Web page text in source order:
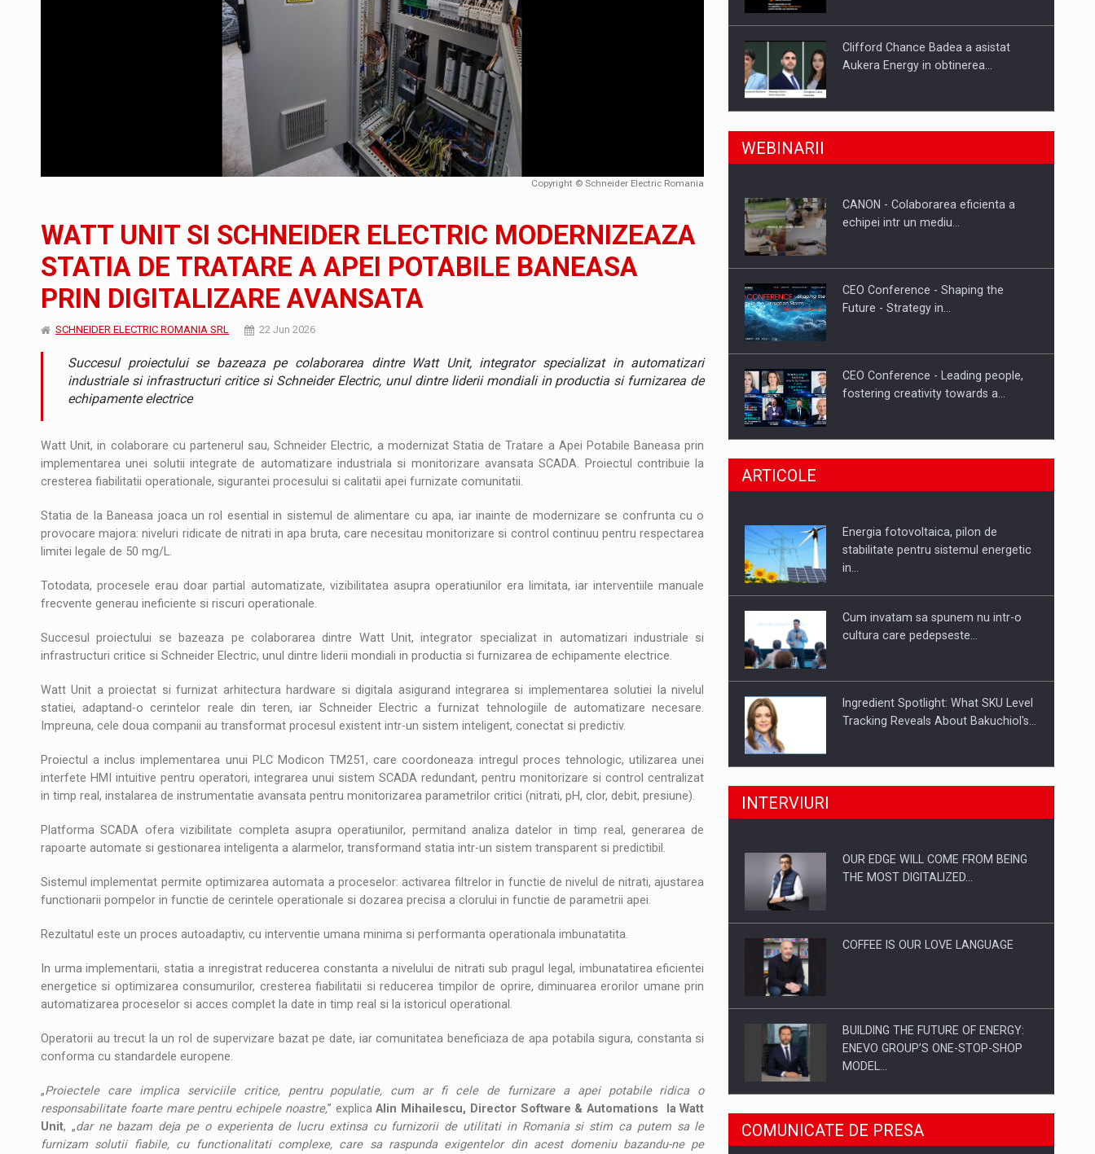
OUR EDGE WILL COME FROM BEING THE MOST DIGITALIZED WHOLESALER IN ROMANIA
COFFEE IS OUR LOVE LANGUAGE
Hard Enduro Piatra Craiului 2026, fueled by benzinariile RO concept OSCAR – peste 500 de participanti
Fondul de investitii BoldMind si echipa de management a Pall-Ex, liderul pietei de transport paletizat din Romania, preiau compania intr-o tranzactie de peste 25…
STIRI RANGE ROVER DEZVALUIE AL CINCILEA MEMBRU AL FAMILIEI: RANGE ROVER GT
STIRI JAECOO 5 SHS-H a ajuns in Romania
ARTICOLE Proteinmaxxing and the Future of Protein Demand
Copyright © Schneider Electric Romania
WATT UNIT SI SCHNEIDER ELECTRIC MODERNIZEAZA
STATIA DE TRATARE A APEI POTABILE BANEASA
PRIN DIGITALIZARE AVANSATA
SCHNEIDER ELECTRIC ROMANIA SRL 22 Jun 2026
Succesul proiectului se bazeaza pe colaborarea dintre Watt Unit, integrator specializat in automatizari
industriale si infrastructuri critice si Schneider Electric, unul dintre liderii mondiali in productia si furnizarea de
echipamente electrice
Watt Unit, in colaborare cu partenerul sau, Schneider Electric, a modernizat Statia de Tratare a Apei Potabile Baneasa prin
implementarea unei solutii integrate de automatizare industriala si monitorizare avansata SCADA. Proiectul contribuie la
cresterea fiabilitatii operationale, sigurantei procesului si calitatii apei furnizate comunitatii.
Statia de la Baneasa joaca un rol esential in sistemul de alimentare cu apa, iar inainte de modernizare se confrunta cu o
provocare majora: niveluri ridicate de nitrati in apa bruta, care necesitau monitorizare si control continuu pentru respectarea
limitei legale de 50 mg/L.
Totodata, procesele erau doar partial automatizate, vizibilitatea asupra operatiunilor era limitata, iar interventiile manuale
frecvente generau ineficiente si riscuri operationale.
Succesul proiectului se bazeaza pe colaborarea dintre Watt Unit, integrator specializat in automatizari industriale si
infrastructuri critice si Schneider Electric, unul dintre liderii mondiali in productia si furnizarea de echipamente electrice.
Watt Unit a proiectat si furnizat arhitectura hardware si digitala asigurand integrarea si implementarea solutiei la nivelul
statiei, adaptand-o cerintelor reale din teren, iar Schneider Electric a furnizat tehnologiile de automatizare necesare.
Impreuna, cele doua companii au transformat procesul existent intr-un sistem inteligent, conectat si predictiv.
Proiectul a inclus implementarea unui PLC Modicon TM251, care coordoneaza intregul proces tehnologic, utilizarea unei
interfete HMI intuitive pentru operatori, integrarea unui sistem SCADA redundant, pentru monitorizare si control centralizat
in timp real, instalarea de instrumentatie avansata pentru monitorizarea parametrilor critici (nitrati, pH, clor, debit, presiune).
Platforma SCADA ofera vizibilitate completa asupra operatiunilor, permitand analiza datelor in timp real, generarea de
rapoarte automate si gestionarea inteligenta a alarmelor, transformand statia intr-un sistem transparent si predictibil.
Sistemul implementat permite optimizarea automata a proceselor: activarea filtrelor in functie de nivelul de nitrati, ajustarea
functionarii pompelor in functie de cerintele operationale si dozarea precisa a clorului in functie de parametrii apei.
Rezultatul este un proces autoadaptiv, cu interventie umana minima si performanta operationala imbunatatita.
In urma implementarii, statia a inregistrat reducerea constanta a nivelului de nitrati sub pragul legal, imbunatatirea eficientei
energetice si optimizarea consumurilor, cresterea fiabilitatii si reducerea timpilor de oprire, diminuarea erorilor umane prin
automatizarea proceselor si acces complet la date in timp real si la istoricul operational.
Operatorii au trecut la un rol de supervizare bazat pe date, iar comunitatea beneficiaza de apa potabila sigura, constanta si
conforma cu standardele europene.
„Proiectele care implica serviciile critice, pentru populatie, cum ar fi cele de furnizare a apei potabile ridica o
responsabilitate foarte mare pentru echipele noastre,” explicaAlin Mihailescu, Director Software & Automations la Watt
Unit, „dar ne bazam deja pe o experienta de lucru extinsa cu furnizorii de utilitati in Romania si stim ca putem sa le
furnizam solutii fiabile, cu functionalitati complexe, care sa raspunda exigentelor din acest domeniu bazandu-ne pe
Clifford Chance Badea a asistat
Aukera Energy in obtinerea…
SAPTE PERSONALITATI DIN MEDIUL
Hard Enduro Piatra Craiului 2026,
WEBINARII
CANON - Colaborarea eficienta a
echipei intr un mediu…
CEO Conference - Shaping the
Future - Strategy in…
CEO Conference - Leading people,
fostering creativity towards a…
CEO Conference - Shaping The
Webinar - Business Evolution-
RETHINK STRATEGY-Finantare
ARTICOLE
Energia fotovoltaica, pilon de
stabilitate pentru sistemul energetic
in…
Cum invatam sa spunem nu intr-o
cultura care pedepseste…
Ingredient Spotlight: What SKU Level
Tracking Reveals About Bakuchiol's…
Producatorii si comerciantii care nu
Proteinmaxxing and the Future of
INTERVIURI
OUR EDGE WILL COME FROM BEING
THE MOST DIGITALIZED…
COFFEE IS OUR LOVE LANGUAGE
BUILDING THE FUTURE OF ENERGY:
ENEVO GROUP’S ONE-STOP-SHOP
MODEL…
ROOTED IN ROMANIA, BUILT TO
DELIVER TECHNOLOGY FOR THE…
COMUNICATE DE PRESA